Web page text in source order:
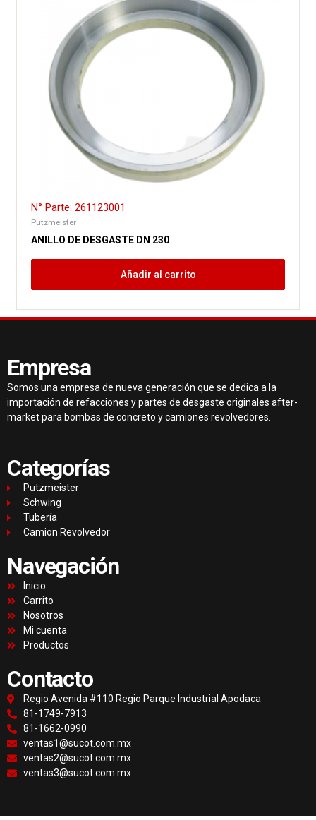
N° Parte: 261123001
Putzmeister
ANILLO DE DESGASTE DN 230
Añadir al carrito
Empresa
Somos una empresa de nueva generación que se dedica a la
importación de refacciones y partes de desgaste originales after-
market para bombas de concreto y camiones revolvedores.
Categorías
Putzmeister
Schwing
Tubería
Camion Revolvedor
Navegación
Inicio
Carrito
Nosotros
Mi cuenta
Productos
Contacto
Regio Avenida #110 Regio Parque Industrial Apodaca
81-1749-7913
81-1662-0990
ventas1@sucot.com.mx
ventas2@sucot.com.mx
ventas3@sucot.com.mx